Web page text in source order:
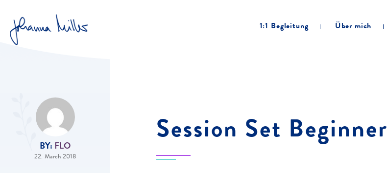
1:1 Begleitung Über mich
BY: FLO
22. March 2018
Session Set Beginner